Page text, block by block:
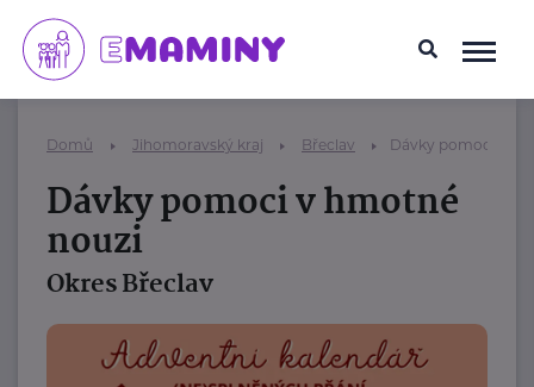
Domů Jihomoravský kraj Břeclav Dávky pomoci v
Dávky pomoci v hmotné
nouzi
Okres Břeclav